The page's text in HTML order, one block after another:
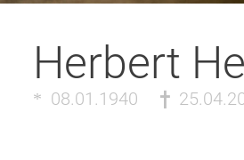
Herbert
08.01.1940